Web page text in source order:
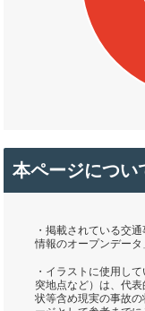
本ページについ
・掲載されている交
情報のオープンデー
・イラストに使用し
突地点など）は、代
状等含め現実の事故